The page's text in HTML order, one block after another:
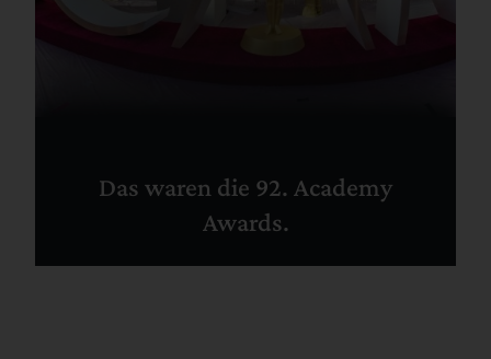
Das waren die 92. Academy
Awards.